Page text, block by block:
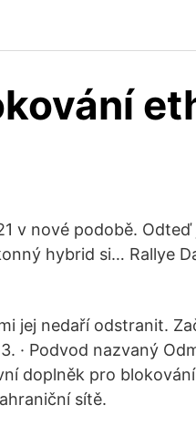
v nové podobě.
hybrid si… Rallye
jej nedaří odstranit.
· Podvod nazvaný
doplněk pro
sítě.